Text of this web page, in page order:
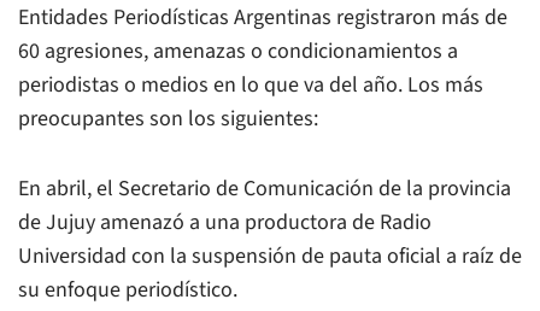
Entidades Periodísticas Argentinas registraron más de
60 agresiones, amenazas o condicionamientos a
periodistas o medios en lo que va del año. Los más
preocupantes son los siguientes:
En abril, el Secretario de Comunicación de la provincia
de Jujuy amenazó a una productora de Radio
Universidad con la suspensión de pauta oficial a raíz de
su enfoque periodístico.